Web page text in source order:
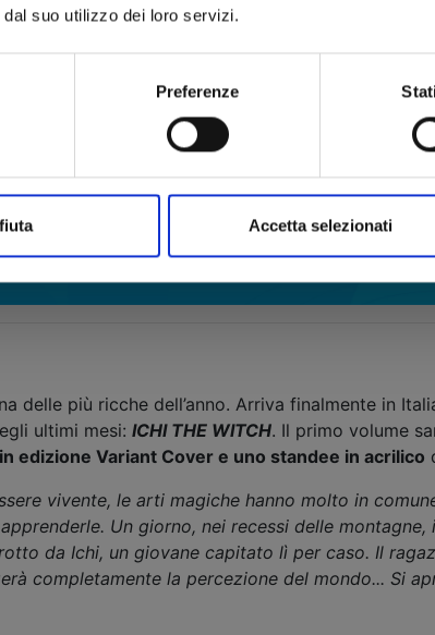
suo utilizzo dei loro servizi.
Preferenze
Accetta selezionati
n. 69 ,X6 - CRUCISIX n. 13
delle più ricche dell’anno. Arriva finalmente in
ultimi mesi: ICHI THE WITCH. Il primo volume
edizione Variant Cover e uno standee in acrilico
vivente, le arti magiche hanno molto in
Un giorno, nei recessi delle
da Ichi, un giovane capitato lì per caso. Il
completamente la percezione del mondo... Si